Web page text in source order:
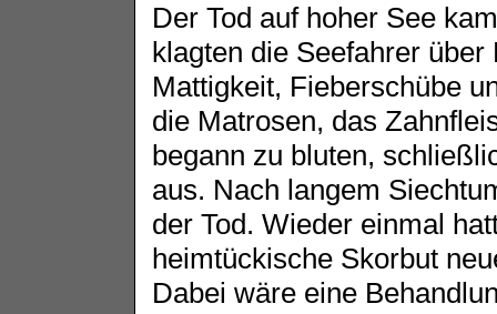
Der Tod auf hoher See
klagten die Seefahrer über
Mattigkeit, Fieberschübe
die Matrosen, das
begann zu bluten,
aus. Nach langem
der Tod. Wieder einmal
heimtückische Skorbut
Dabei wäre eine